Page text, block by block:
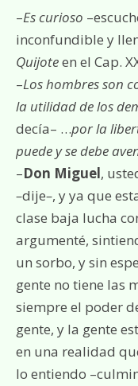
–Es curioso
inconfundible y
Quijoteen el Cap.
–Los hombres son
la utilidad de los
decía– …por la
puede y se debe
–Don Miguel,
–dije–, y ya que
clase baja lucha
argumenté,
un sorbo, y sin
gente no tiene las
siempre el poder
gente, y la gente
en una realidad
lo entiendo